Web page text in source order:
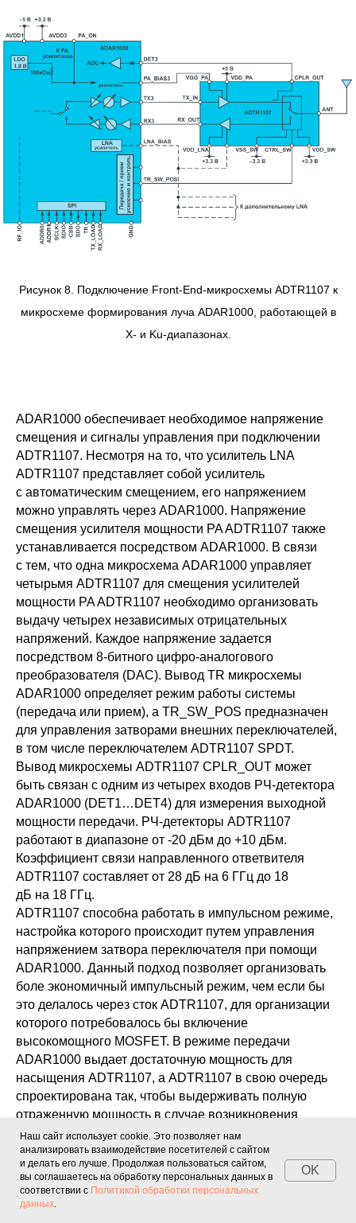
Рисунок 8. Подключение Front-End-микросхемы ADTR1107 к
микросхеме формирования луча ADAR1000, работающей в
X- и Ku-диапазонах.
ADAR1000 обеспечивает необходимое напряжение
смещения и сигналы управления при подключении
ADTR1107. Несмотря на то, что усилитель LNA
ADTR1107 представляет собой усилитель
с автоматическим смещением, его напряжением
можно управлять через ADAR1000. Напряжение
смещения усилителя мощности PA ADTR1107 также
устанавливается посредством ADAR1000. В связи
с тем, что одна микросхема ADAR1000 управляет
четырьмя ADTR1107 для смещения усилителей
мощности PA ADTR1107 необходимо организовать
выдачу четырех независимых отрицательных
напряжений. Каждое напряжение задается
посредством 8-битного цифро-аналогового
преобразователя (DAC). Вывод TR микросхемы
ADAR1000 определяет режим работы системы
(передача или прием), а TR_SW_POS предназначен
для управления затворами внешних переключателей,
в том числе переключателем ADTR1107 SPDT.
Вывод микросхемы ADTR1107 CPLR_OUT может
быть связан с одним из четырех входов РЧ-детектора
ADAR1000 (DET1…DET4) для измерения выходной
мощности передачи. РЧ-детекторы ADTR1107
работают в диапазоне от -20 дБм до +10 дБм.
Коэффициент связи направленного ответвителя
ADTR1107 составляет от 28 дБ на 6 ГГц до 18
дБ на 18 ГГц.
ADTR1107 способна работать в импульсном режиме,
настройка которого происходит путем управления
напряжением затвора переключателя при помощи
ADAR1000. Данный подход позволяет организовать
боле экономичный импульсный режим, чем если бы
это делалось через сток ADTR1107, для организации
которого потребовалось бы включение
высокомощного MOSFET. В режиме передачи
ADAR1000 выдает достаточную мощность для
насыщения ADTR1107, а ADTR1107 в свою очередь
спроектирована так, чтобы выдерживать полную
отраженную мощность в случае возникновения
короткого замыкания на антенне.
На рисунке 9 показаны характеристики подключенных
к одной цепи микросхем ADTR1107 и ADAR1000 при
работе в диапазоне от 8 до 16 ГГц. В режиме
передачи микросхемы обеспечивают коэффициент
Наш сайт использует cookie. Это позволяет нам
анализировать взаимодействие посетителей с сайтом
и делать его лучше. Продолжая пользоваться сайтом,
вы соглашаетесь на обработку персональных данных в
соответствии с Политикой обработки персональных
данных.
OK